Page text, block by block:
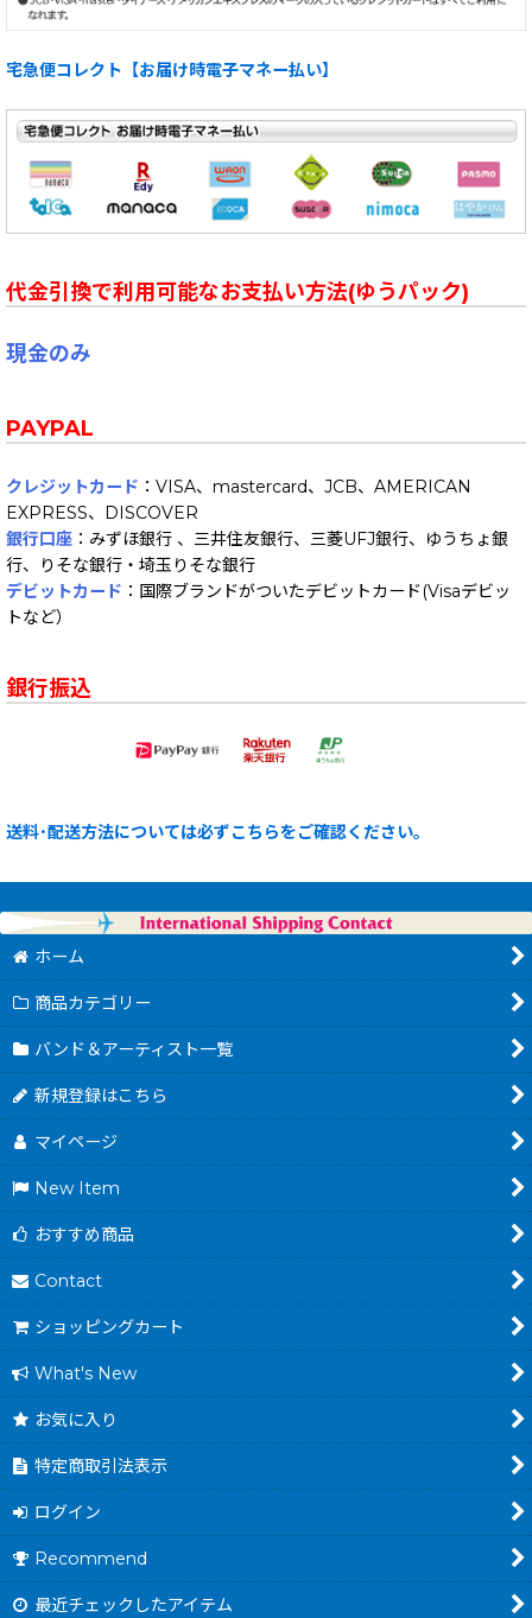
宅急便コレクト【お届け時電子マネー払い】
代金引換で利用可能なお支払い方法(ゆうパック)
現金のみ
PAYPAL
クレジットカード ：VISA、mastercard、JCB、AMERICAN
EXPRESS、DISCOVER
銀行口座 ：みずほ銀行 、三井住友銀行、三菱UFJ銀行、ゆうちょ銀
行、りそな銀行・埼玉りそな銀行
デビットカード ：国際ブランドがついたデビットカード(Visaデビッ
トなど）
銀行振込
送料･配送方法については必ずこちらをご確認ください。
ホーム
商品カテゴリー
バンド＆アーティスト一覧
新規登録はこちら
マイページ
New Item
おすすめ商品
Contact
ショッピングカート
What's New
お気に入り
特定商取引法表示
ログイン
Recommend
最近チェックしたアイテム